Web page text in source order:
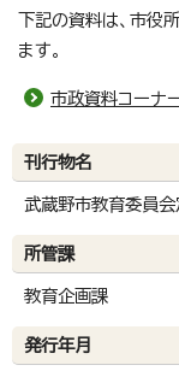
下記の資料は、市役
ます。
市政資料コーナ
刊行物名
武蔵野市教育委員
所管課
教育企画課
発行年月